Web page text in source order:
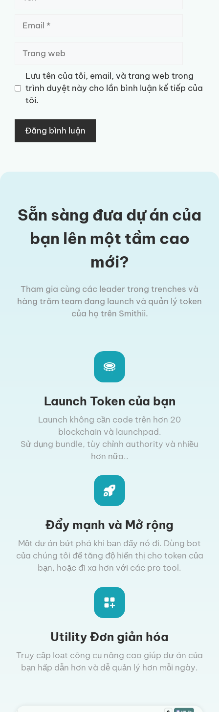
Email
Trang
web
Lưu tên của tôi, email, và trang web trong
trình duyệt này cho lần bình luận kế tiếp của
tôi.
Sẵn sàng đưa dự án của
bạn lên một tầm cao
mới?
Tham gia cùng các leader trong trenches và
hàng trăm team đang launch và quản lý token
của họ trên Smithii.
Launch Token của bạn
Launch không cần code trên hơn 20
blockchain và launchpad.
Sử dụng bundle, tùy chỉnh authority và nhiều
hơn nữa..
Đẩy mạnh và Mở rộng
Một dự án bứt phá khi bạn đẩy nó đi. Dùng bot
của chúng tôi để tăng độ hiển thị cho token của
bạn, hoặc đi xa hơn với các pro tool.
Utility Đơn giản hóa
Truy cập loạt công cụ nâng cao giúp dự án của
bạn hấp dẫn hơn và dễ quản lý hơn mỗi ngày.